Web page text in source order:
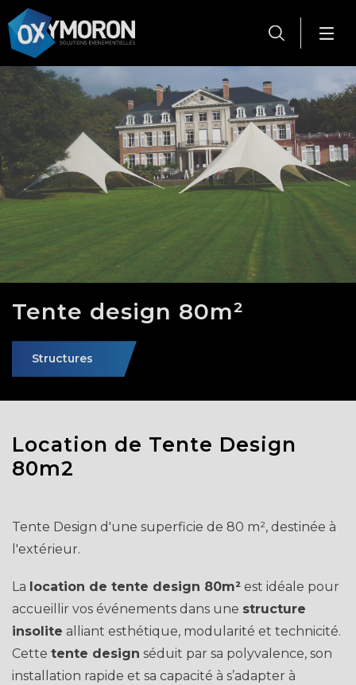
Tente design 80m²
Structures
Location de Tente Design
80m2
Tente Design d'une superficie de 80 m², destinée à
l'extérieur.
La location de tente design 80m² est idéale pour
accueillir vos événements dans une structure
insolite alliant esthétique, modularité et technicité.
Cette tente design séduit par sa polyvalence, son
installation rapide et sa capacité à s’adapter à
Panneau de gestion des cookies